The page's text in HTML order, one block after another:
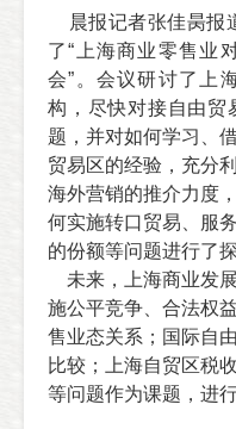
晨报记者张佳昺报
了“上海商业零售业
会”。会议研讨了上
构，尽快对接自由贸
题，并对如何学习、
贸易区的经验，充分
海外营销的推介力度
何实施转口贸易、服
的份额等问题进行了探
未来，上海商业发
施公平竞争、合法权
售业态关系；国际自
比较；上海自贸区税
等问题作为课题，进